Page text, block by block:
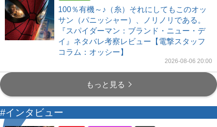
100％有機～♪（糸）それにしてもこのオッ
サン（パニッシャー）、ノリノリである。
『スパイダーマン：ブランド・ニュー・デ
イ』ネタバレ考察レビュー【電撃スタッフ
コラム：オッシー】
2026-08-06 20:00
もっと見る
#インタビュー